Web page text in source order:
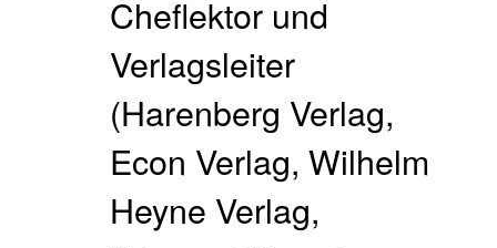
Cheflektor und
Verlagsleiter
(Harenberg Verlag,
Econ Verlag, Wilhelm
Heyne Verlag,